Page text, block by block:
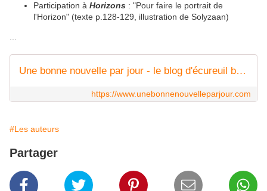
Participation à Horizons : "Pour faire le portrait de
l'Horizon" (texte p.128-129, illustration de Solyzaan)
Une bonne nouvelle par jour - le blog d'écureuil bleu
https://www.unebonnenouvelleparjour.com
#Les auteurs
Partager